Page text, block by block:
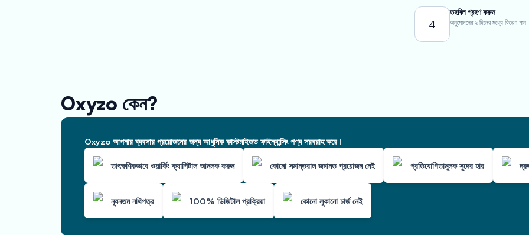
4
তহবিল গ্রহণ করুন
অনুমোদনের ২ দিনের মধ্যে বিতরণ পান
Oxyzo কেন?
Oxyzo আপনার ব্যবসার প্রয়োজনের জন্য আধুনিক কাস্টমাইজড ফাইন্যান্সিং পণ্য সরবরাহ করে।
তাৎক্ষণিকভাবে ওয়ার্কিং ক্যাপিটাল আনলক করুন কোনো সমান্তরাল জমানত প্রয়োজন নেই প্রতিযোগিতামূলক সুদের হার
ন্যূনতম নথিপত্র 100% ডিজিটাল প্রক্রিয়া কোনো লুকানো চার্জ নেই